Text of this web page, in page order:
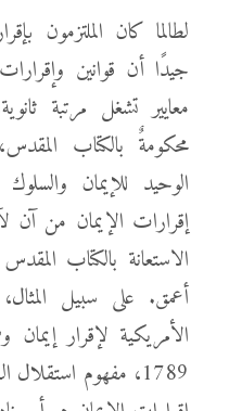
لطالما كان الملتزمون
جيدًا أن قوانين
معايير تشغل مرتبة
محكومةٌ بالكتاب
الوحيد للإيمان
إقرارات الإيمان من آن
الاستعانة بالكتاب
أعمق. على سبيل
الأمريكية لإقرار
1789، مفهوم